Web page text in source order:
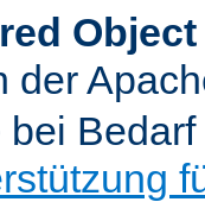
Object
der
bei